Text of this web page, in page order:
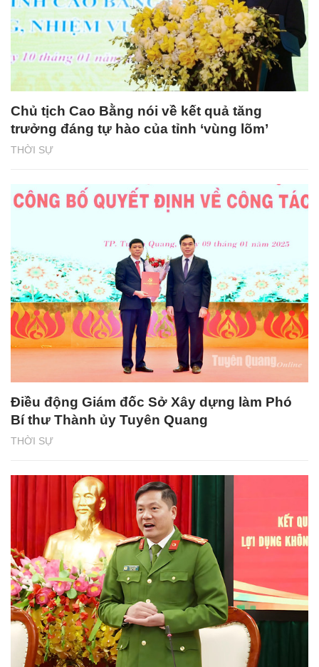
THỜI SỰ
Chủ tịch Cao Bằng nói về kết quả tăng
trưởng đáng tự hào của tỉnh ‘vùng lõm’
THỜI SỰ
Điều động Giám đốc Sở Xây dựng làm Phó
Bí thư Thành ủy Tuyên Quang